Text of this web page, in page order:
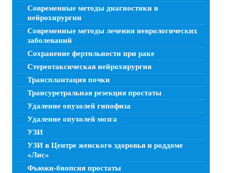
Современные методы диагностики в
нейрохирургии
Современные методы лечения неврологических
заболеваний
Сохранение фертильности при раке
Стереотаксическая нейрохирургия
Трансплантация почки
Трансуретральная резекция простаты
Удаление опухолей гипофиза
Удаление опухолей мозга
УЗИ
УЗИ в Центре женского здоровья и роддоме
«Лис»
Фьюжн-биопсия простаты